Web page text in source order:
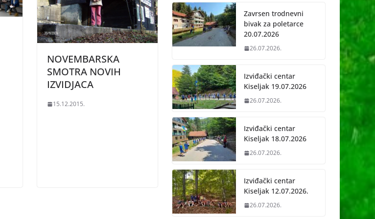
NOVEMBARSKA
SMOTRA NOVIH
IZVIDJACA
15.12.2015.
Zavrsen trodnevni
bivak za poletarce
20.07.2026
26.07.2026.
Izviđački centar
Kiseljak 19.07.2026
26.07.2026.
Izviđački centar
Kiseljak 18.07.2026
26.07.2026.
Izviđački centar
Kiseljak 12.07.2026.
26.07.2026.